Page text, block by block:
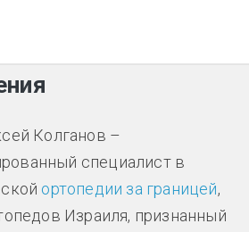
Колганов –
специалист в
ортопедии за границей,
Израиля, признанный